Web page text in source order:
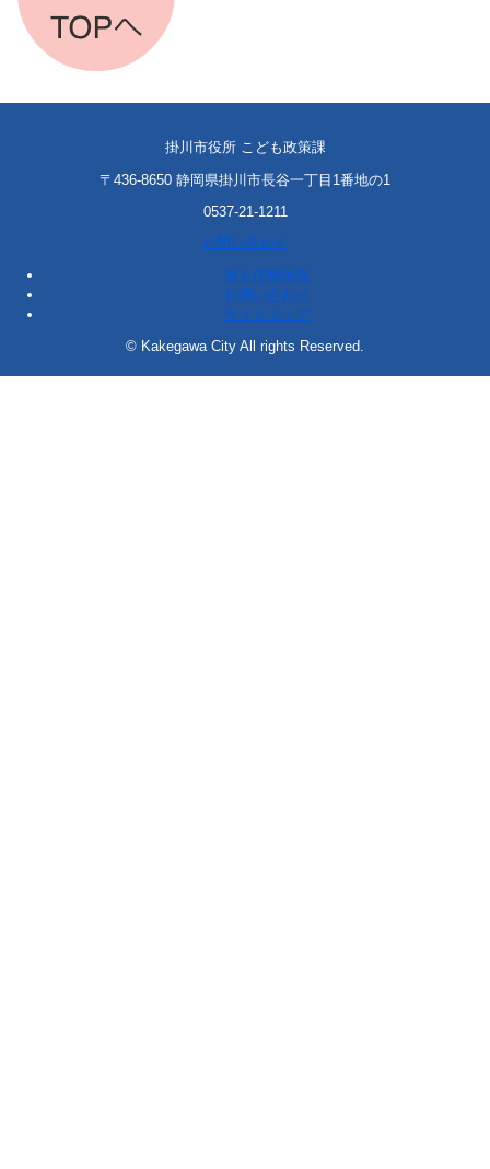
掛川市役所 こども政策課
〒436-8650 静岡県掛川市長谷一丁目1番地の1
0537-21-1211
お問い合わせ
個人情報保護
お問い合わせ
サイトマップ
© Kakegawa City All rights Reserved.